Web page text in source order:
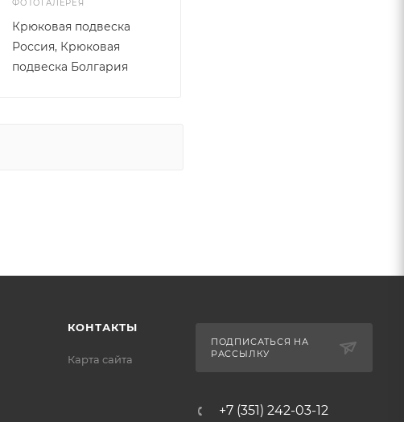
ФОТОГАЛЕРЕЯ
Крюковая подвеска
Россия, Крюковая
подвеска Болгария
КОНТАКТЫ
Карта сайта
ПОДПИСАТЬСЯ НА
РАССЫЛКУ
+7 (351) 242-03-12